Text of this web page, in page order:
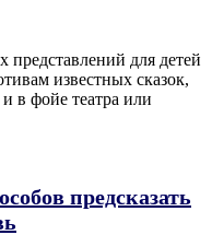
для детей
известных сказок,
в фойе театра или
предсказать